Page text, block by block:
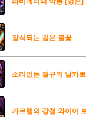
잠식되는 검은 불꽃
소리없는 절규의 날카
카르텔의 강철 와이어